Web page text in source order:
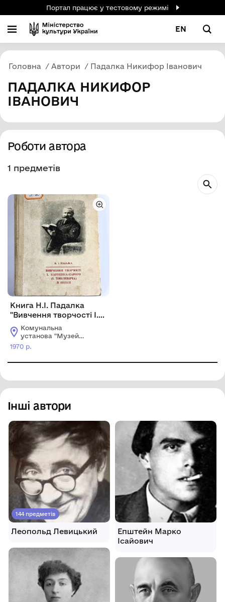
Портал працює у тестовому режимі
EN
Головна Автори Падалка Никифор Іванович
ПАДАЛКА НИКИФОР
ІВАНОВИЧ
Роботи автора
1 предметів
Книга Н.І. Падалка
"Вивчення творчості І.
Карпенка-Карого (І.
Тобілевича) в школі"
Комунальна
установа "Музей
історії
Маловисківщини
1970 р.
Інші автори
144 предметів
Леопольд Левицький
Епштейн Марко
Ісайович